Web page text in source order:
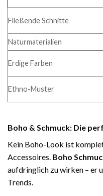
Fließende Schnitte
Naturmaterialien
Erdige Farben
Ethno-Muster
Boho & Schmuck: Die
Kein Boho-Look ist
Accessoires. Boho
aufdringlich zu wirken – er
Trends.